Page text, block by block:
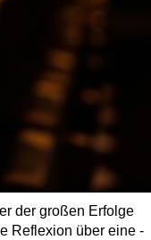
der großen Erfolge
Reflexion über eine